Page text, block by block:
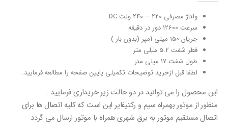
ولتاژ مصرفی 220 – 240 ولت DC
سرعت 12600 دور در دقیقه
جریان 150 میلی آمپر (بدون بار )
قطر شفت 5.2 میلی متر
طول شفت 17 میلی متر
لطفا قبل ازخرید توضیحات تکمیلی پایین صفحه را مطالعه فرمایید.
این محصول را می توانید در دو حالت زیر خریداری فرمایید :
منظور از موتور بهمراه سیم و رکتیفایر این است که کلیه اتصال ها برای
اتصال مستقیم موتور به برق شهری همراه با موتور ارسال می گردد